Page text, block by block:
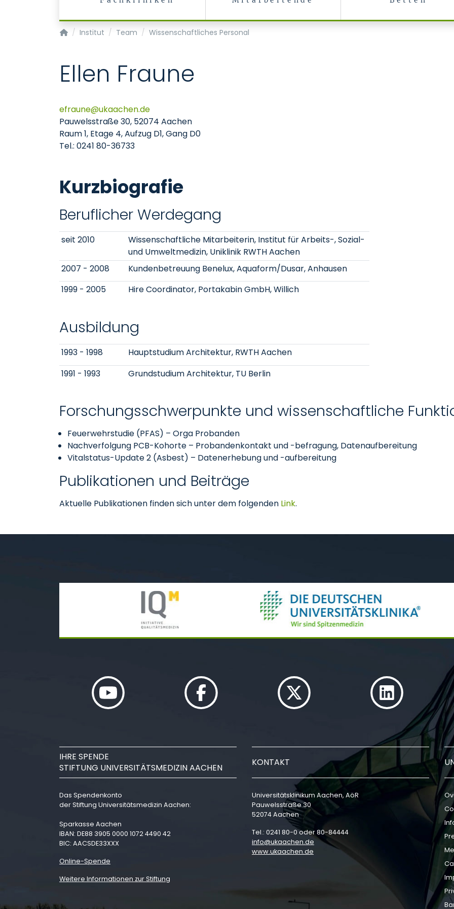
Institut für Arbeits-, Sozial- und Umweltmedizin
Institut Team Wissenschaftliches Personal
Ellen Fraune
efraune ukaachende
Pauwelsstraße 30, 52074 Aachen
Raum 1, Etage 4, Aufzug D1, Gang D0
Tel.: 0241 80-36733
Kurzbiografie
Beruflicher Werdegang
seit 2010
Wissenschaftliche Mitarbeiterin, Institut für Arbeits-, Sozial-
und Umweltmedizin, Uniklinik RWTH Aachen
2007 - 2008
Kundenbetreuung Benelux, Aquaform/Dusar, Anhausen
1999 - 2005
Hire Coordinator, Portakabin GmbH, Willich
Ausbildung
1993 - 1998
Hauptstudium Architektur, RWTH Aachen
1991 - 1993
Grundstudium Architektur, TU Berlin
Forschungsschwerpunkte und wissenschaftliche
Feuerwehrstudie (PFAS) – Orga Probanden
Nachverfolgung PCB-Kohorte – Probandenkontakt und -befragung, Datenaufbereitung
Vitalstatus-Update 2 (Asbest) – Datenerhebung und -aufbereitung
Publikationen und Beiträge
Aktuelle Publikationen finden sich unter dem folgenden Link.
IHRE SPENDE
STIFTUNG UNIVERSITÄTSMEDIZIN AACHEN
Das Spendenkonto
der Stiftung Universitätsmedizin Aachen:
Sparkasse Aachen
IBAN: DE88 3905 0000 1072 4490 42
BIC: AACSDE33XXX
Online-Spende
Weitere Informationen zur Stiftung
KONTAKT
Universitätsklinikum Aachen, AöR
Pauwelsstraße 30
52074 Aachen
Tel.: 0241 80-0 oder 80-84444
info
ukaachen de
www.ukaachen.de